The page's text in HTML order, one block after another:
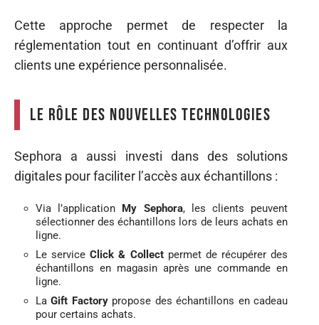
Cette approche permet de respecter la
réglementation tout en continuant d’offrir aux
clients une expérience personnalisée.
Le rôle des nouvelles technologies
Sephora a aussi investi dans des solutions
digitales pour faciliter l’accès aux échantillons :
Via l’application My Sephora, les clients peuvent
sélectionner des échantillons lors de leurs achats en
ligne.
Le serviceClick & Collectpermet de récupérer des
échantillons en magasin après une commande en
ligne.
LaGift Factorypropose des échantillons en cadeau
pour certains achats.